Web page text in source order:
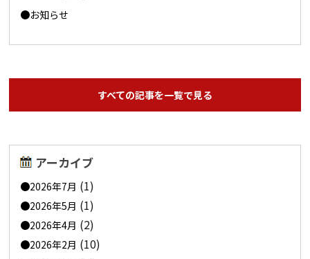
お知らせ
すべての記事を一覧で見る
アーカイブ
2026年7月 (1)
2026年5月 (1)
2026年4月 (2)
2026年2月 (10)